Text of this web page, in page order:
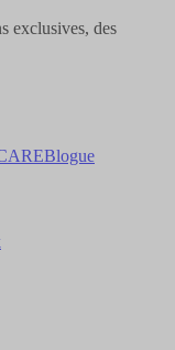
exclusives, des
Blogue